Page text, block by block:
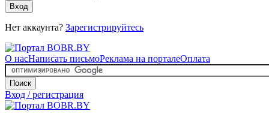
Вход
Нет аккаунта? Зарегистрируйтесь
О насНаписать письмоРеклама на порталеОплата
Поиск
Вход / регистрация